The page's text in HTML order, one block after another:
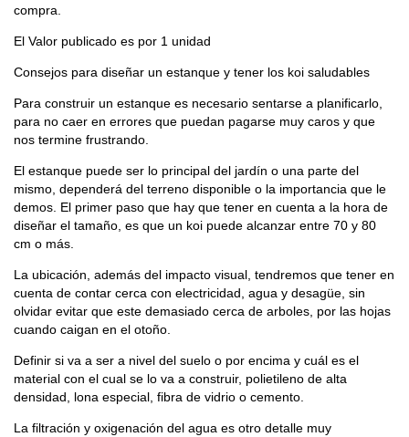
compra.
El Valor publicado es por 1 unidad
Consejos para diseñar un estanque y tener los koi saludables
Para construir un estanque es necesario sentarse a planificarlo,
para no caer en errores que puedan pagarse muy caros y que
nos termine frustrando.
El estanque puede ser lo principal del jardín o una parte del
mismo, dependerá del terreno disponible o la importancia que le
demos. El primer paso que hay que tener en cuenta a la hora de
diseñar el tamaño, es que un koi puede alcanzar entre 70 y 80
cm o más.
La ubicación, además del impacto visual, tendremos que tener en
cuenta de contar cerca con electricidad, agua y desagüe, sin
olvidar evitar que este demasiado cerca de arboles, por las hojas
cuando caigan en el otoño.
Definir si va a ser a nivel del suelo o por encima y cuál es el
material con el cual se lo va a construir, polietileno de alta
densidad, lona especial, fibra de vidrio o cemento.
La filtración y oxigenación del agua es otro detalle muy